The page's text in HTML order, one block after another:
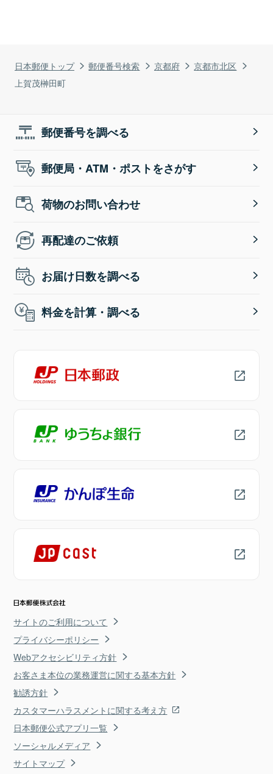
日本郵便トップ 郵便番号検索 京都府
京都市北区
上賀茂榊田町
郵便番号を調べる
郵便局・ATM・ポストをさがす
荷物のお問い合わせ
再配達のご依頼
お届け日数を調べる
料金を計算・調べる
サイトのご利用について
プライバシーポリシー
Webアクセシビリティ方針
お客さま本位の業務運営に関する基本方針
勧誘方針
カスタマーハラスメントに関する考え方
日本郵便公式アプリ一覧
ソーシャルメディア
サイトマップ